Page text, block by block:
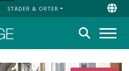
STÄDER & ORTER
Sök